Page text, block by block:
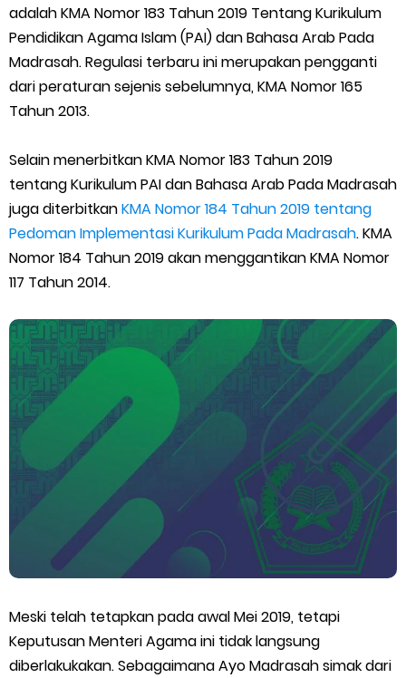
Hijau
TKA Susulan jenjang SD/MI dan SMP/MTs
Cara Mengajukan Tunjangan Insentif di EMIS-GTK Baru
Madrasah
Cara Login EMIS GTK Baru untuk Operator dan PTK
SEB Upacara Bendera di Sekolah dan Madrasah
Cara Install Aplikasi Exam Browser Client TKA 2026
Juknis Pembayaran TPG Guru Madrasah 2026
Pelatihan MOOC Pintar Kemenag Periode Maret 2026
Edaran Penyaluran BOP RA & BOS Madrasah Tahap I Tahun
Yang Dilakukan Proktor Sebelum Simulasi TKA
Juknis Pembelajaran pada Bulan Ramadan 2026
Cara Aktivasi PTK di EMIS GTK
KMA No. 737 Tahun 2026: Pedoman Kesesuaian Sertifikat
adalah KMA Nomor 183 Tahun 2019 Tentang Kurikulum
Pendidikan Agama Islam (PAI) dan Bahasa Arab Pada
Madrasah. Regulasi terbaru ini merupakan pengganti
dari peraturan sejenis sebelumnya, KMA Nomor 165
Tahun 2013.
Selain menerbitkan KMA Nomor 183 Tahun 2019
tentang Kurikulum PAI dan Bahasa Arab Pada Madrasah
juga diterbitkanKMA Nomor 184 Tahun 2019 tentang
Pedoman Implementasi Kurikulum Pada Madrasah. KMA
Nomor 184 Tahun 2019 akan menggantikan KMA Nomor
117 Tahun 2014.
Meski telah tetapkan pada awal Mei 2019, tetapi
Keputusan Menteri Agama ini tidak langsung
diberlakukakan. Sebagaimana Ayo Madrasah simak dari